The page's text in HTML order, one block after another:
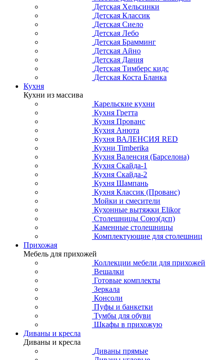
Детская Хельсинки
Детская Классик
Детская Сиело
Детская Лебо
Детская Брамминг
Детская Айно
Детская Дания
Детская Тимберс кидс
Детская Коста Бланка
Кухня
Кухни из массива
Карельские кухни
Кухня Гретта
Кухня Прованс
Кухня Анюта
Кухня ВАЛЕНСИЯ RED
Кухни Timberika
Кухня Валенсия (Барселона)
Кухня Скайда-1
Кухня Скайда-2
Кухня Шампань
Кухня Классик (Прованс)
Мойки и смесители
Кухонные вытяжки Elikor
Столешницы Союз(дсп)
Каменные столешницы
Комплектующие для столешниц
Прихожая
Мебель для прихожей
Коллекции мебели для прихожей
Вешалки
Готовые комплекты
Зеркала
Консоли
Пуфы и банкетки
Тумбы для обуви
Шкафы в прихожую
Диваны и кресла
Диваны и кресла
Диваны прямые